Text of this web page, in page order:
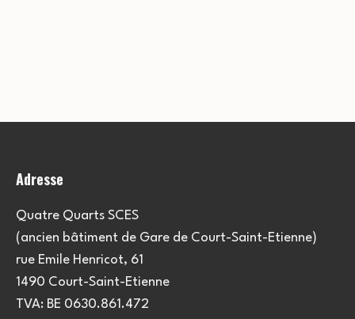
Adresse
Quatre Quarts SCES
(ancien bâtiment de Gare de Court-Saint-Etienne)
rue Emile Henricot, 61
1490 Court-Saint-Etienne
TVA: BE 0630.861.472